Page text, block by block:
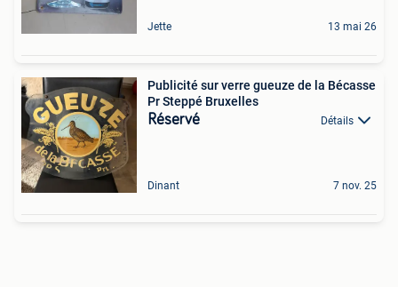
Jette 13 mai 26
Publicité sur verre gueuze de la Bécasse
Pr Steppé Bruxelles
Réservé Détails
Dinant 7 nov. 25